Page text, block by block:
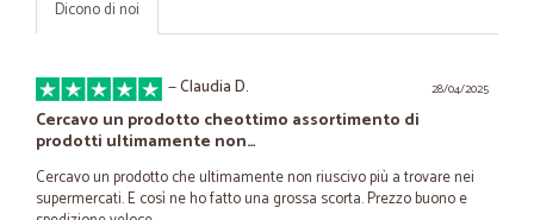
Dicono di noi
28/04/2025
—Claudia D.
Cercavo un prodotto cheottimo assortimento di
prodotti ultimamente non…
Cercavo un prodotto che ultimamente non riuscivo più a trovare nei
supermercati. E così ne ho fatto una grossa scorta. Prezzo buono e